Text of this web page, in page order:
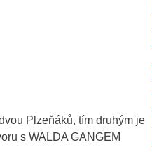
Plzeňáků, tím druhým je
s WALDA GANGEM